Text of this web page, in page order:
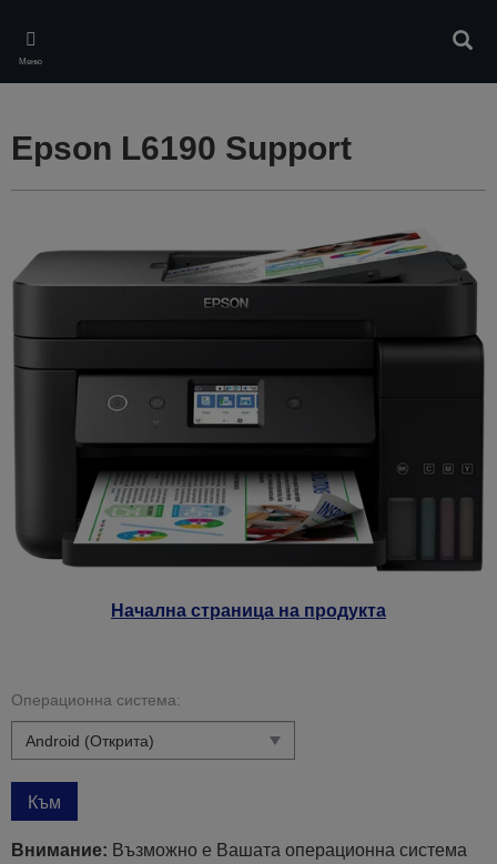
main
content
Меню
Начална страница на продукта
Epson L6190 Support
Операционна система:
Към
Внимание: Възможно е Вашата операционна система